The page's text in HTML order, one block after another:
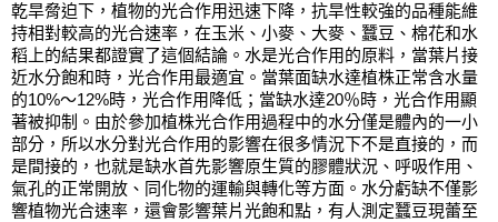
乾旱脅迫下，植物的光合作用迅速下降，抗旱性較強的品種能維
持相對較高的光合速率，在玉米、小麥、大麥、蠶豆、棉花和水
稻上的結果都證實了這個結論。水是光合作用的原料，當葉片接
近水分飽和時，光合作用最適宜。當葉面缺水達植株正常含水量
的10%～12%時，光合作用降低；當缺水達20％時，光合作用顯
著被抑制。由於參加植株光合作用過程中的水分僅是體內的一小
部分，所以水分對光合作用的影響在很多情況下不是直接的，而
是間接的，也就是缺水首先影響原生質的膠體狀況、呼吸作用、
氣孔的正常開放、同化物的運輸與轉化等方面。水分虧缺不僅影
響植物光合速率，還會影響葉片光飽和點，有人測定蠶豆現蕾至